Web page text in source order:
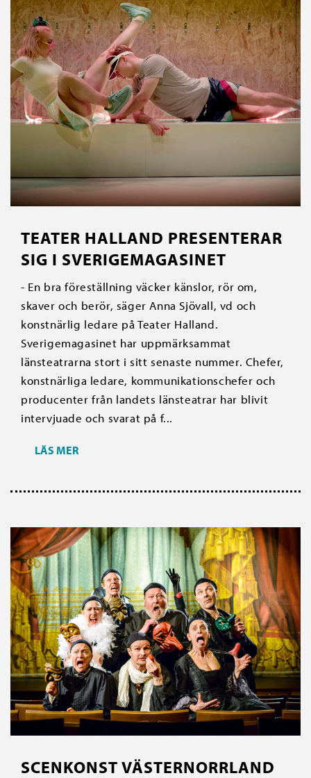
TEATER HALLAND PRESENTERAR
SIG I SVERIGEMAGASINET
- En bra föreställning väcker känslor, rör om,
skaver och berör, säger Anna Sjövall, vd och
konstnärlig ledare på Teater Halland.
Sverigemagasinet har uppmärksammat
länsteatrarna stort i sitt senaste nummer. Chefer,
konstnärliga ledare, kommunikationschefer och
producenter från landets länsteatrar har blivit
intervjuade och svarat på f...
LÄS MER
SCENKONST VÄSTERNORRLAND